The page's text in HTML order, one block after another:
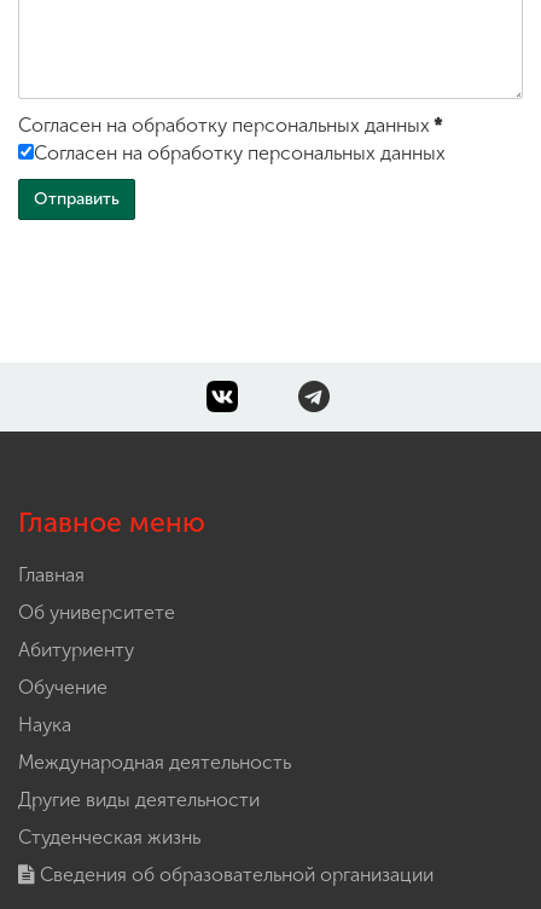
Согласен на обработку персональных данных *
Согласен на обработку персональных данных
Главное меню
Главная
Об университете
Абитуриенту
Обучение
Наука
Международная деятельность
Другие виды деятельности
Студенческая жизнь
Сведения об образовательной организации